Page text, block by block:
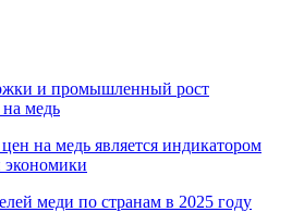
и промышленный рост
медь
на медь является индикатором
экономики
меди по странам в 2025 году